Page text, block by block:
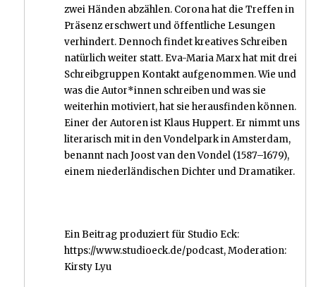
zwei Händen abzählen. Corona hat die Treffen in
Präsenz erschwert und öffentliche Lesungen
verhindert. Dennoch findet kreatives Schreiben
natürlich weiter statt. Eva-Maria Marx hat mit drei
Schreibgruppen Kontakt aufgenommen. Wie und
was die Autor*innen schreiben und was sie
weiterhin motiviert, hat sie herausfinden können.
Einer der Autoren ist Klaus Huppert. Er nimmt uns
literarisch mit in den Vondelpark in Amsterdam,
benannt nach Joost van den Vondel (1587–1679),
einem niederländischen Dichter und Dramatiker.
Ein Beitrag produziert für Studio Eck:
https://www.studioeck.de/podcast, Moderation:
Kirsty Lyu